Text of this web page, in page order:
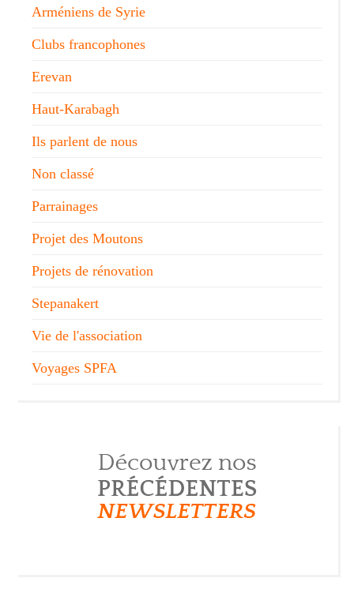
Arméniens de Syrie
Clubs francophones
Erevan
Haut-Karabagh
Ils parlent de nous
Non classé
Parrainages
Projet des Moutons
Projets de rénovation
Stepanakert
Vie de l'association
Voyages SPFA